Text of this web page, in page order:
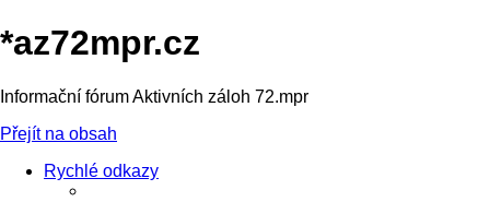
*az72mpr.cz
Informační fórum Aktivních záloh 72.mpr
Přejít na obsah
Rychlé odkazy